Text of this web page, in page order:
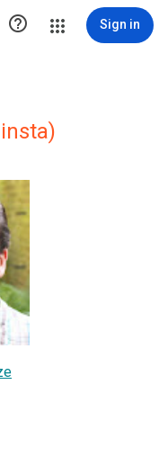
 Sign in